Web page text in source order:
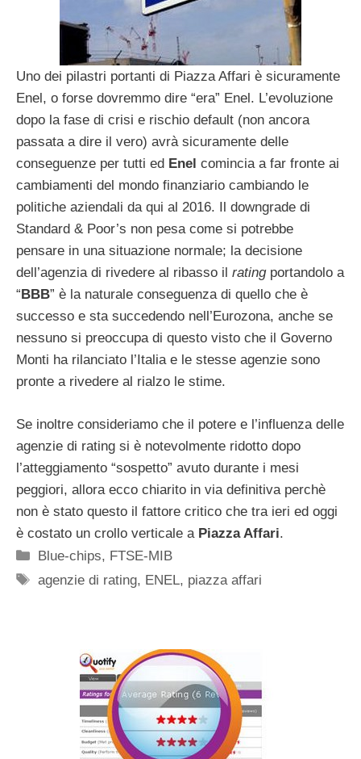
Uno dei pilastri portanti di Piazza Affari è sicuramente
Enel, o forse dovremmo dire “era” Enel. L’evoluzione
dopo la fase di crisi e rischio default (non ancora
passata a dire il vero) avrà sicuramente delle
conseguenze per tutti ed Enel comincia a far fronte ai
cambiamenti del mondo finanziario cambiando le
politiche aziendali da qui al 2016. Il downgrade di
Standard & Poor’s non pesa come si potrebbe
pensare in una situazione normale; la decisione
dell’agenzia di rivedere al ribasso il ratingportandolo a
“ BBB” è la naturale conseguenza di quello che è
successo e sta succedendo nell’Eurozona, anche se
nessuno si preoccupa di questo visto che il Governo
Monti ha rilanciato l’Italia e le stesse agenzie sono
pronte a rivedere al rialzo le stime.
Se inoltre consideriamo che il potere e l’influenza delle
agenzie di rating si è notevolmente ridotto dopo
l’atteggiamento “sospetto” avuto durante i mesi
peggiori, allora ecco chiarito in via definitiva perchè
non è stato questo il fattore critico che tra ieri ed oggi
è costato un crollo verticale a Piazza Affari.
Categorie
Blue-chips, FTSE-MIB
Tag
agenzie di rating, ENEL, piazza affari